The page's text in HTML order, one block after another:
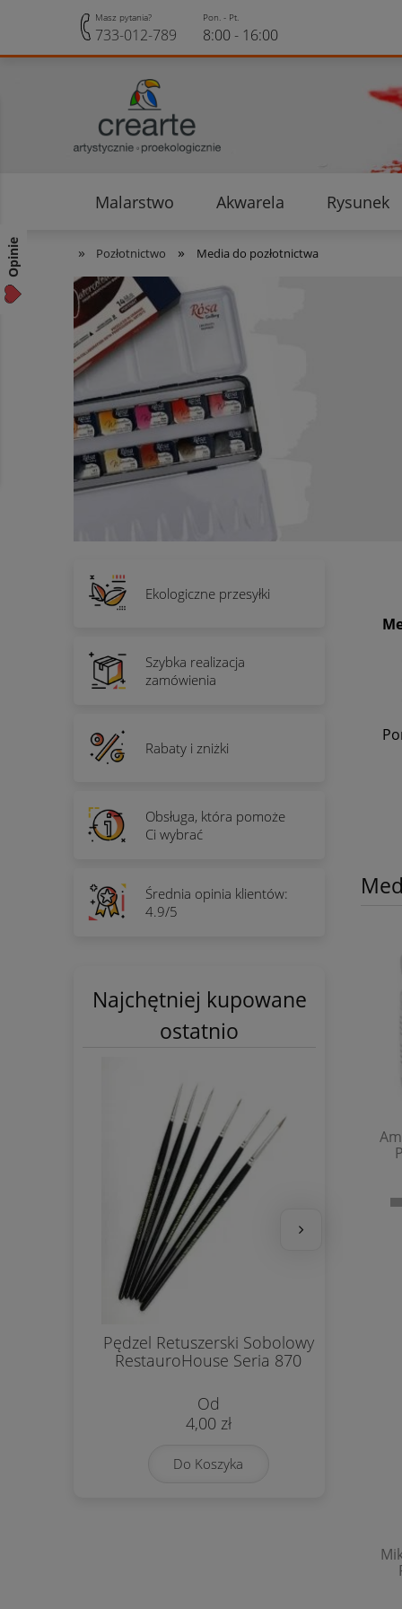
Malarstwo Akwarela Rysunek
» Pozłotnictwo » Media do pozłotnictwa
Ekologiczne przesyłki
Szybka realizacja
zamówienia
Rabaty i zniżki
Obsługa, która pomoże
Ci wybrać
Średnia opinia klientów:
4.9/5
Najchętniej kupowane
ostatnio
Pędzel Retuszerski Sobolowy
RestauroHouse Seria 870
4,00 zł
Do Koszyka
Masz pytania?
733-012-789
Pon. - Pt.
8:00 - 16:00
Opinie